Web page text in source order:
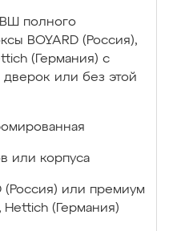
полного
BOYARD (Россия),
(Германия) с
или без этой
или корпуса
(Россия) или премиум
Hettich (Германия)